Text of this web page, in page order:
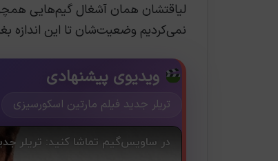
لیاقتشان همان آشغال گیم‌هایی
نمی‌کردیم وضعیت‌شان تا این اندازه
ویدیوی پیشنهادی
تریلر جدید فیلم مارتین اسکورسیزی